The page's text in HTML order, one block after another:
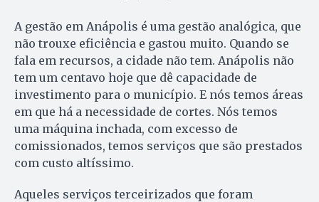
A gestão em Anápolis é uma gestão analógica, que
não trouxe eficiência e gastou muito. Quando se
fala em recursos, a cidade não tem. Anápolis não
tem um centavo hoje que dê capacidade de
investimento para o município. E nós temos áreas
em que há a necessidade de cortes. Nós temos
uma máquina inchada, com excesso de
comissionados, temos serviços que são prestados
com custo altíssimo.
Aqueles serviços terceirizados que foram